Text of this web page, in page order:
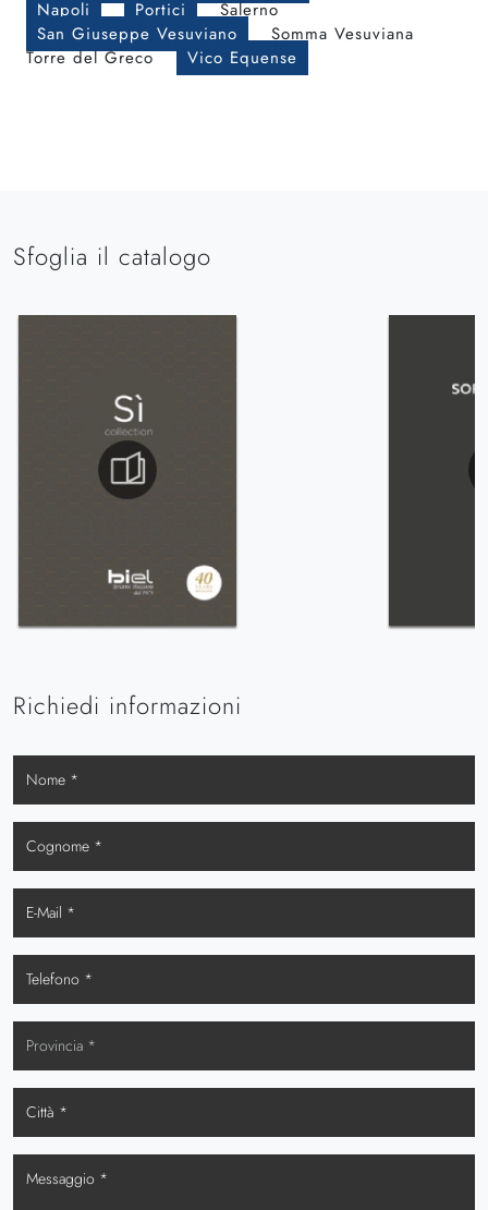
Napoli
Portici
Salerno
San Giuseppe Vesuviano
Somma Vesuviana
Torre del Greco
Vico Equense
Sfoglia il catalogo
Richiedi informazioni